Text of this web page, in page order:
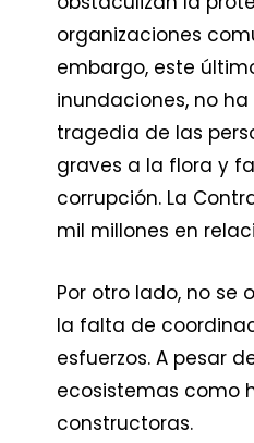
organizaciones
embargo, este
inundaciones, no
tragedia de las
graves a la flora y
corrupción. La
mil millones en
Por otro lado, no
la falta de
esfuerzos. A pesar
ecosistemas como
constructoras.